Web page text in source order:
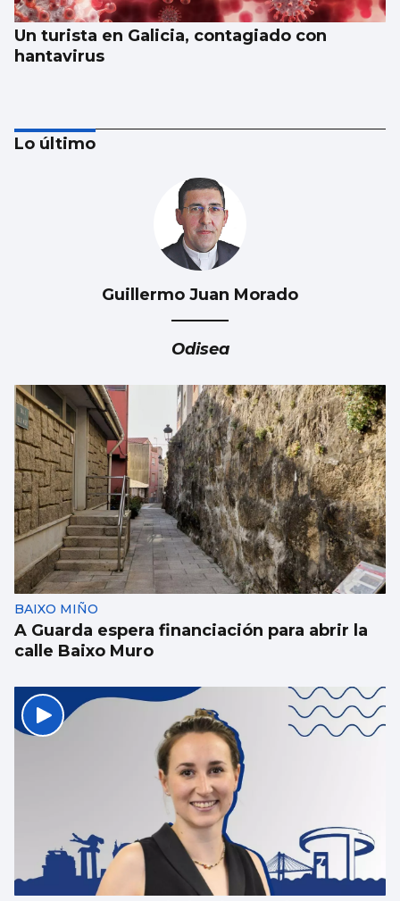
Un turista en Galicia, contagiado con
hantavirus
Lo último
Guillermo Juan Morado
Odisea
BAIXO MIÑO
A Guarda espera financiación para abrir la
calle Baixo Muro